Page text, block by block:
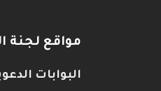
مواقع لجنة
البوابات